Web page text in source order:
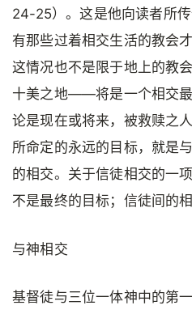
24-25）。这是他向读者所
有那些过着相交生活的教会
这情况也不是限于地上的
十美之地——将是一个相交
论是现在或将来，被救赎之
所命定的永远的目标，就是
的相交。关于信徒相交的一
不是最终的目标；信徒间的
与神相交
基督徒与三位一体神中的第